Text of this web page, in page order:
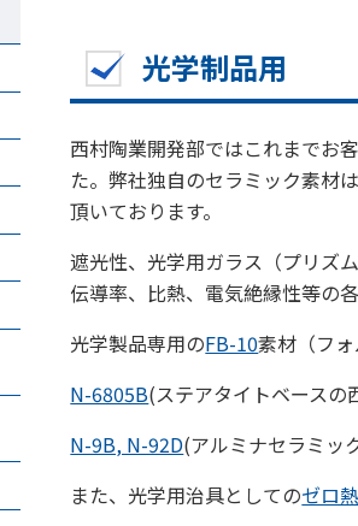
光学制品用
西村陶業開発部ではこれまでお
た。弊社独自のセラミック素材
頂いております。
遮光性、光学用ガラス（プリズ
伝導率、比熱、電気絶縁性等の
光学製品専用のFB-10素材（フ
N-6805B(ステアタイトベースの
N-9B, N-92D(アルミナセラミッ
また、光学用治具としてのゼロ